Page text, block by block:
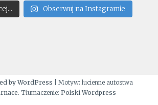
Obserwuj na Instagramie
by WordPress
Motyw: lucienne autostwa
. Tłumaczenie: Polski Wordpress